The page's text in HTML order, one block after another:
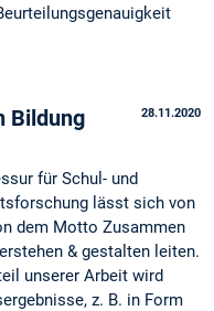
28.11.2020
Bildung
für Schul- und
lässt sich von
dem Motto Zusammen
& gestalten leiten.
unserer Arbeit wird
z. B. in Form